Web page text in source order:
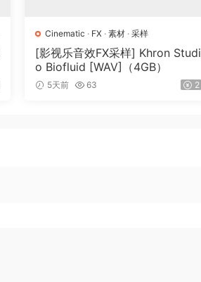
Cinematic · FX ·素材 ·采样
[影视乐音效FX采样] Khron Studi
o Biofluid [WAV]（4GB）
5天前 63 2